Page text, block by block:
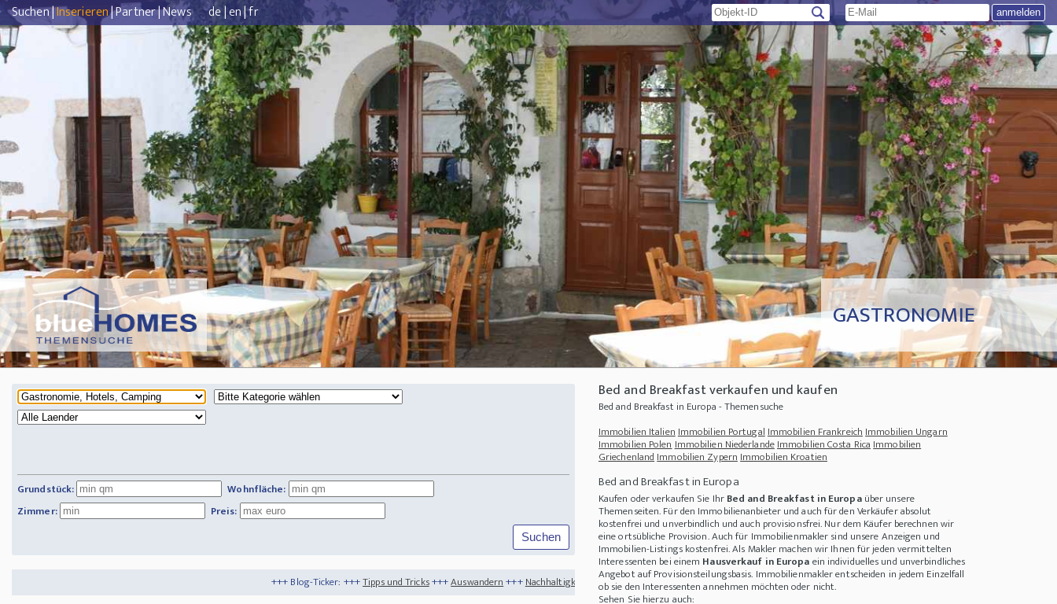
Suchen|Inserieren|Partner|News de|en|fr
GASTRONOMIE
Grundstück:
Wohnfläche:
Zimmer:
Preis:
+++ Blog-Ticker: +++Tipps und Tricks+++Auswandern+++Nachhaltigkeit+++Nachteile beim Auswandern ins Ausland - Neue Inlandsimmobilie als Alternative+++ Auswandern nach Kanada, ein Überblick
Bed and Breakfast verkaufen und kaufen
Bed and Breakfast in Europa - Themensuche
Immobilien ItalienImmobilien PortugalImmobilien FrankreichImmobilien Ungarn
Immobilien PolenImmobilien NiederlandeImmobilien Costa RicaImmobilien
GriechenlandImmobilien ZypernImmobilien Kroatien
Bed and Breakfast in Europa
Kaufen oder verkaufen Sie IhrBed and Breakfast in Europaüber unsere
Themenseiten. Für den Immobilienanbieter und auch für den Verkäufer absolut
kostenfrei und unverbindlich und auch provisionsfrei. Nur dem Käufer berechnen wir
eine ortsübliche Provision. Auch für Immobilienmakler sind unsere Anzeigen und
Immobilien-Listings kostenfrei. Als Makler machen wir Ihnen für jeden vermittelten
Interessenten bei einem Hausverkauf in Europaein individuelles und unverbindliches
Angebot auf Provisionsteilungsbasis. Immobilienmakler entscheiden in jedem Einzelfall
ob sie den Interessenten annehmen möchten oder nicht.
Sehen Sie hierzu auch: